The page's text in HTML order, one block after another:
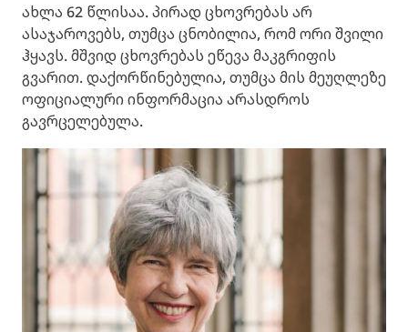
ახლა 62 წლისაა. პირად ცხოვრებას არ
ასაჯაროვებს, თუმცა ცნობილია, რომ ორი შვილი
ჰყავს. მშვიდ ცხოვრებას ეწევა მაკგრიფის
გვარით. დაქორწინებულია, თუმცა მის მეუღლეზე
ოფიციალური ინფორმაცია არასდროს
გავრცელებულა.